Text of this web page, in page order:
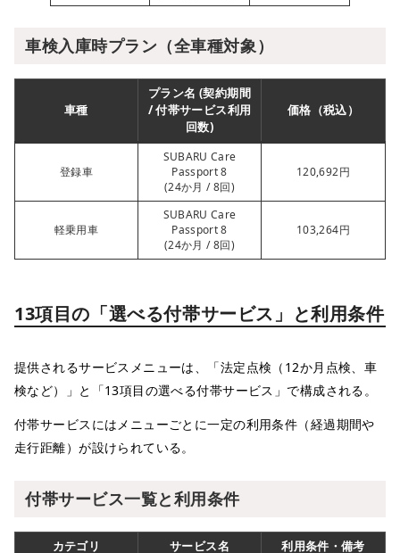
車検入庫時プラン（全車種対象）
車種
プラン名 (契約期間
/ 付帯サービス利用
回数)
価格（税込）
登録車
SUBARU Care
Passport 8
(24か月 / 8回)
120,692円
軽乗用車
SUBARU Care
Passport 8
(24か月 / 8回)
103,264円
13項目の「選べる付帯サービス」と利用条件
提供されるサービスメニューは、「法定点検（12か月点検、車
検など）」と「13項目の選べる付帯サービス」で構成される。
付帯サービスにはメニューごとに一定の利用条件（経過期間や
走行距離）が設けられている。
付帯サービス一覧と利用条件
カテゴリ サービス名 利用条件・備考